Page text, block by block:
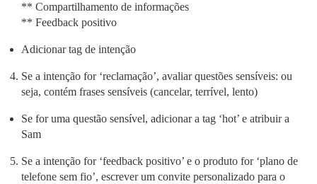
** Compartilhamento de informações
** Feedback positivo
Adicionar tag de intenção
Se a intenção for ‘reclamação’, avaliar questões sensíveis: ou
seja, contém frases sensíveis (cancelar, terrível, lento)
Se for uma questão sensível, adicionar a tag ‘hot’ e atribuir a
Sam
Se a intenção for ‘feedback positivo’ e o produto for ‘plano de
telefone sem fio’, escrever um convite personalizado para o